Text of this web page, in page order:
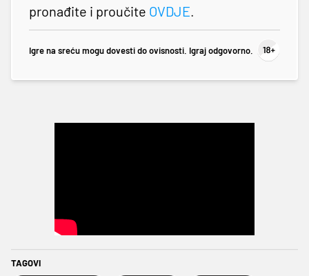
pronađite i proučite OVDJE.
Igre na sreću mogu dovesti do ovisnosti. Igraj odgovorno.
TAGOVI